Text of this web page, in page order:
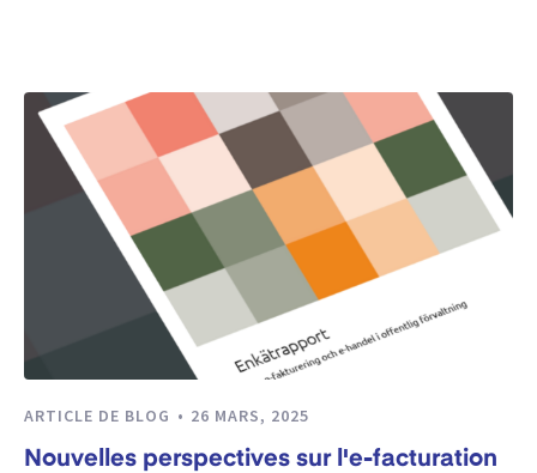
ARTICLE DE BLOG 26 MARS, 2025
Nouvelles perspectives sur l'e-facturation